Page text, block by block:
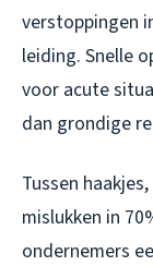
verstoppingen
leiding. Snelle
voor acute
dan grondige
Tussen
mislukken in
ondernemers